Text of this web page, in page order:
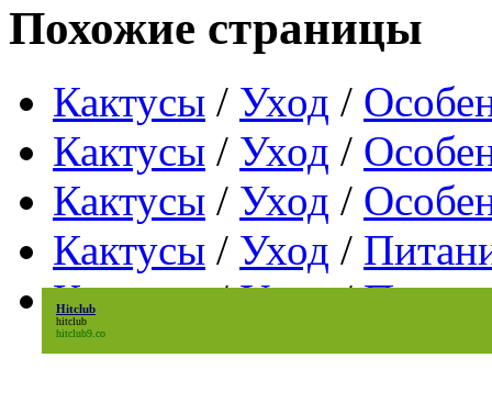
Hitclub
hitclub
hitclub9.co
Похожие страницы
Кактусы / Уход /
Кактусы / Уход /
Кактусы / Уход /
Кактусы / Уход /
Кактусы/Уход/